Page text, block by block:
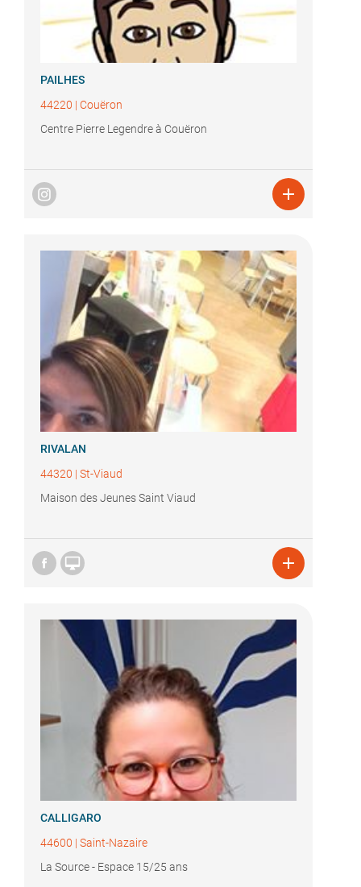
PAILHES
44220 | Couëron
Centre Pierre Legendre à Couëron

RIVALAN
44320 | St-Viaud
Maison des Jeunes Saint Viaud
 
CALLIGARO
44600 | Saint-Nazaire
La Source - Espace 15/25 ans